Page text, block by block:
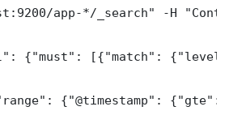
app-*/_search" -H
{"must": [{"match":
{"@timestamp": {"gte":